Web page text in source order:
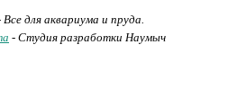
для аквариума и пруда.
- Студия разработки Наумыч